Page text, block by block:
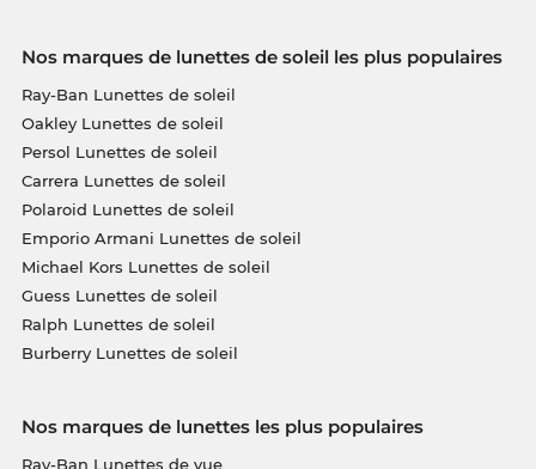
Nos marques de lunettes de soleil les plus populaires
Ray-Ban Lunettes de soleil
Oakley Lunettes de soleil
Persol Lunettes de soleil
Carrera Lunettes de soleil
Polaroid Lunettes de soleil
Emporio Armani Lunettes de soleil
Michael Kors Lunettes de soleil
Guess Lunettes de soleil
Ralph Lunettes de soleil
Burberry Lunettes de soleil
Nos marques de lunettes les plus populaires
Ray-Ban Lunettes de vue